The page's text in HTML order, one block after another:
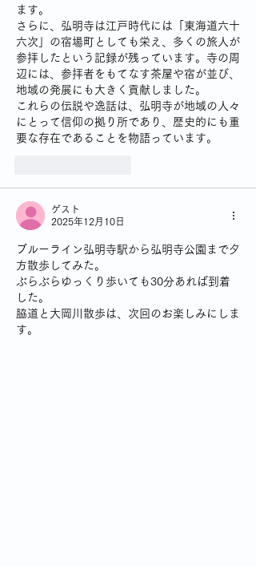
ます。
さらに、弘明寺は江戸時代には「東海道六十
六次」の宿場町としても栄え、多くの旅人が
参拝したという記録が残っています。寺の周
辺には、参拝者をもてなす茶屋や宿が並び、
地域の発展にも大きく貢献しました。
これらの伝説や逸話は、弘明寺が地域の人々
にとって信仰の拠り所であり、歴史的にも重
要な存在であることを物語っています。
ゲスト
2025年12月10日
ブルーライン弘明寺駅から弘明寺公園まで夕
方散歩してみた。
ぶらぶらゆっくり歩いても30分あれば到着
した。
脇道と大岡川散歩は、次回のお楽しみにしま
す。